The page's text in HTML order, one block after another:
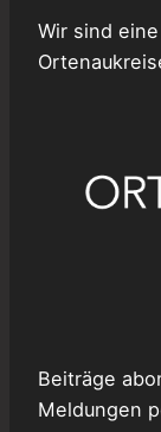
Wir sind
Beiträge
Meldungen